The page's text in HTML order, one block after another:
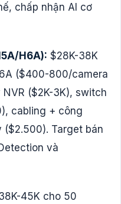
chấp nhận AI cơ
H6A): $28K-38K
($400-800/camera
($2K-3K), switch
cabling + công
($2.500). Target bán
và
45K cho 50